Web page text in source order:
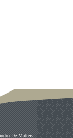
De Matteis